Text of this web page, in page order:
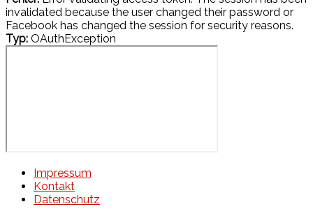
invalidated because the user changed their password or
Facebook has changed the session for security reasons.
Typ: OAuthException
Impressum
Kontakt
Datenschutz